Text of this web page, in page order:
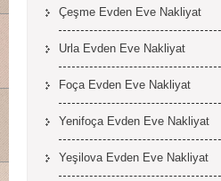
Çeşme Evden Eve Nakliyat
Urla Evden Eve Nakliyat
Foça Evden Eve Nakliyat
Yenifoça Evden Eve Nakliyat
Yeşilova Evden Eve Nakliyat